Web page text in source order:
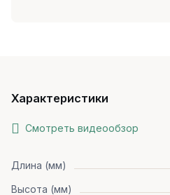
Характеристики
Смотреть видеообзор
Длина (мм)
Высота (мм)